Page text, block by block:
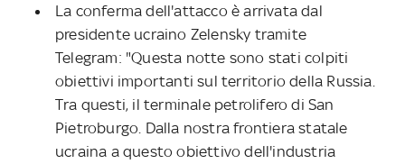
La conferma dell'attacco è arrivata dal
presidente ucraino Zelensky tramite
Telegram: "Questa notte sono stati colpiti
obiettivi importanti sul territorio della Russia.
Tra questi, il terminale petrolifero di San
Pietroburgo. Dalla nostra frontiera statale
ucraina a questo obiettivo dell'industria